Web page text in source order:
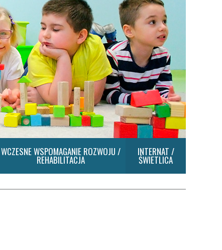
WCZESNE WSPOMAGANIE ROZWOJU /
REHABILITACJA
INTERNAT /
ŚWIETLICA